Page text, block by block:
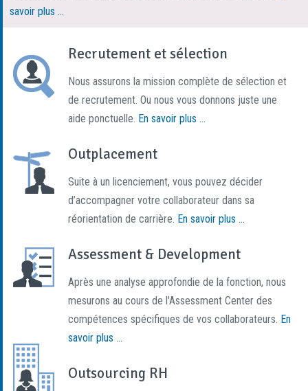
savoir plus ...
Recrutement et sélection
Nous assurons la mission complète de sélection et
de recrutement. Ou nous vous donnons juste une
aide ponctuelle. En savoir plus ...
Outplacement
Suite à un licenciement, vous pouvez décider
d’accompagner votre collaborateur dans sa
réorientation de carrière. En savoir plus ...
Assessment & Development
Après une analyse approfondie de la fonction, nous
mesurons au cours de l'Assessment Center des
compétences spécifiques de vos collaborateurs. En
savoir plus ...
Outsourcing RH